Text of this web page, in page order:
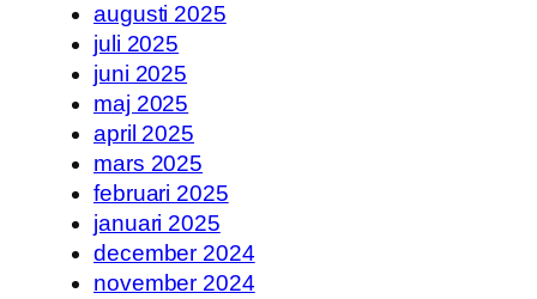
augusti 2025
juli 2025
juni 2025
maj 2025
april 2025
mars 2025
februari 2025
januari 2025
december 2024
november 2024